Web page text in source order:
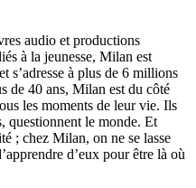
audio et productions
à la jeunesse, Milan est
s’adresse à plus de 6 millions
de 40 ans, Milan est du côté
les moments de leur vie. Ils
questionnent le monde. Et
; chez Milan, on ne se lasse
d’eux pour être là où